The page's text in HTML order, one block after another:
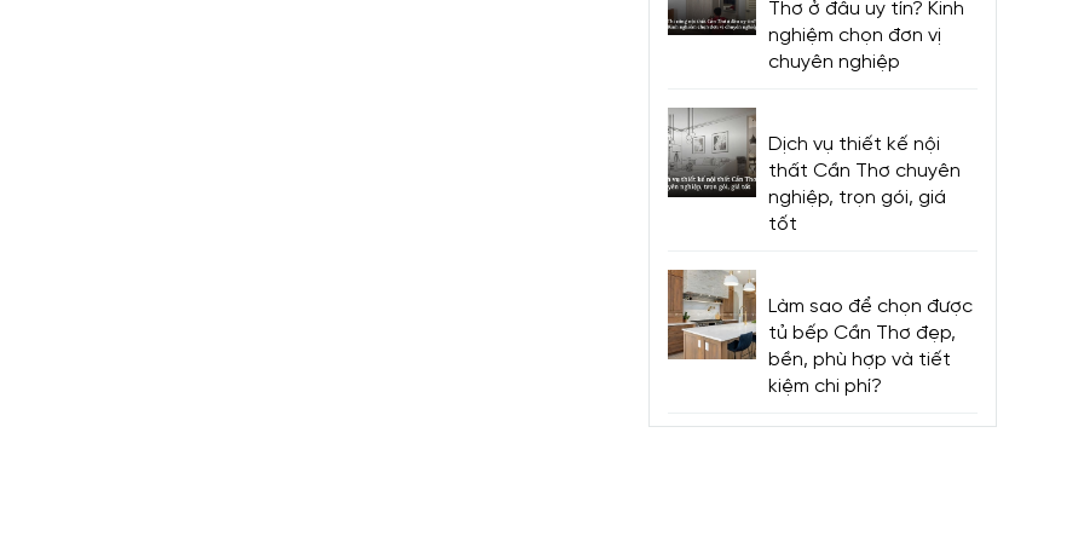
Thơ ở đâu uy tín? Kinh
nghiệm chọn đơn vị
chuyên nghiệp
Dịch vụ thiết kế nội
thất Cần Thơ chuyên
nghiệp, trọn gói, giá
tốt
Làm sao để chọn được
tủ bếp Cần Thơ đẹp,
bền, phù hợp và tiết
kiệm chi phí?